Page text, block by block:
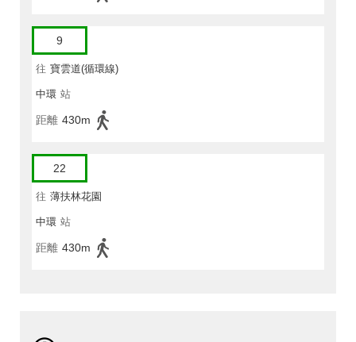
9
往 寶雲道(循環線)
中環 站
距離 430m
22
往 薄扶林花園
中環 站
距離 430m